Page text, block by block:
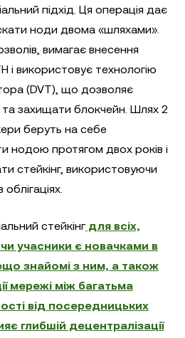
підхід. Ця операція дає
ноди двома «шляхами».
вимагає внесення
і використовує технологію
(DVT), що дозволяє
захищати блокчейн. Шлях 2
беруть на себе
нодою протягом двох років і
стейкінг, використовуючи
стейкінг для всіх,
учасники є новачками в
знайомі з ним, а також
мережі між багатьма
від посередницьких
глибшій децентралізації